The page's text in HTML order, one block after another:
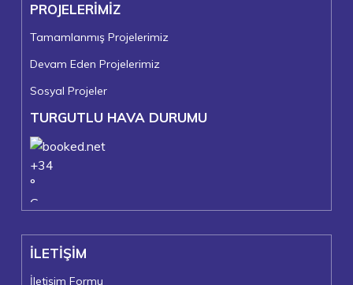
PROJELERİMİZ
Tamamlanmış Projelerimiz
Devam Eden Projelerimiz
Sosyal Projeler
TURGUTLU HAVA DURUMU
+34
°
C
Turgutlu
Pazar, 09
İLETİŞİM
İletişim Formu